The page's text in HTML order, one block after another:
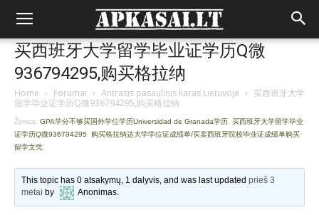
买西班牙大学留学毕业证学历Q微
936794295,购买格拉纳
Home › Forumai › Antrasis pasaulinis karas Lietuvoje › 买西班牙大学
留学毕业证学历Q微936794295,购买格拉纳
Žymos: GPA学分不够买国外学位学历Universidad de Granada学历 买西班牙大学留学毕业
证学历Q微936794295
购买格拉纳达大学学位证成绩单/买卖西班牙院校毕业证成绩单购买
留学文凭
This topic has 0 atsakymų, 1 dalyvis, and was last updatedprieš 3
metai by Anonimas.